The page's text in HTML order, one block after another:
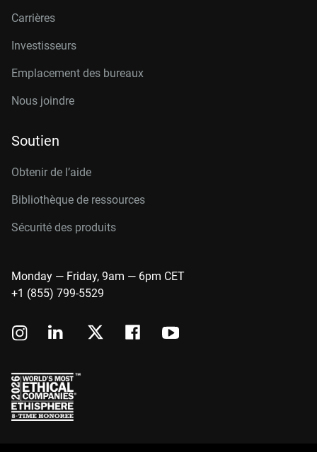
Carrières
Investisseurs
Emplacement des bureaux
Nous joindre
Soutien
Obtenir de l’aide
Bibliothèque de ressources
Sécurité des produits
Monday — Friday, 9am — 6pm CET
+1 (855) 799-5529